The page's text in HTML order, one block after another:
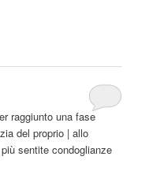
raggiunto una fase
del proprio | allo
sentite condoglianze